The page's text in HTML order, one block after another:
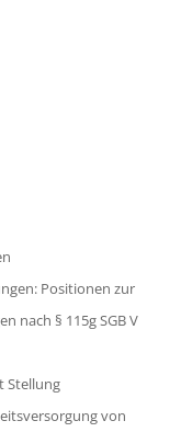
Positionen zur
nach § 115g SGB V
Stellung
von